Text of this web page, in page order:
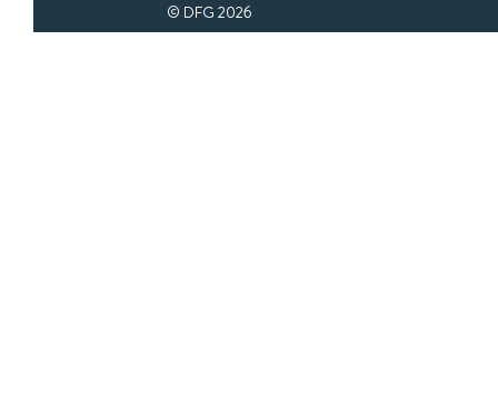
© DFG 2026